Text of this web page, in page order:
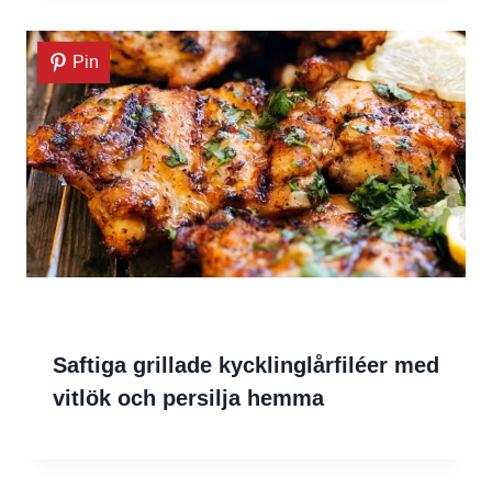
Pin
Saftiga grillade kycklinglårfiléer med
vitlök och persilja hemma